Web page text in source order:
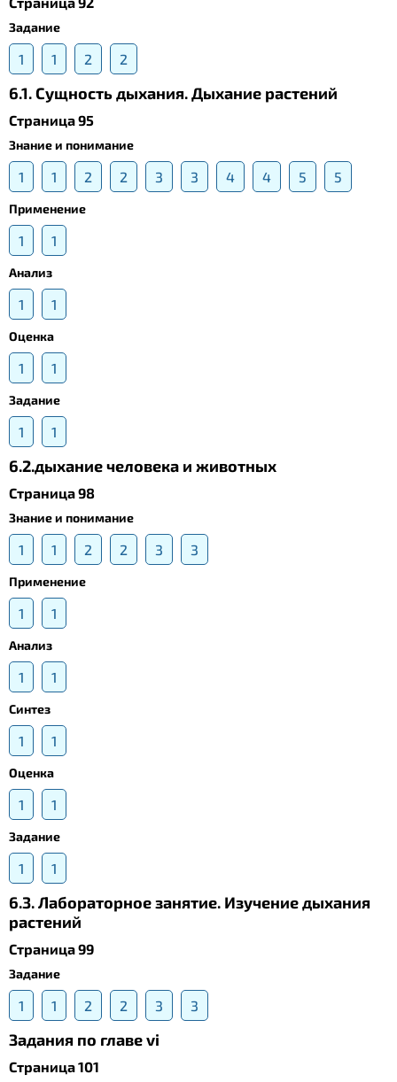
Задание
1 1 2 2
6.1. Сущность дыхания. Дыхание растений
Страница 95
Знание и понимание
1 1 2 2 3 3 4 4 5 5
Применение
1 1
Анализ
1 1
Оценка
1 1
Задание
1 1
6.2.дыхание человека и животных
Страница 98
Знание и понимание
1 1 2 2 3 3
Применение
1 1
Анализ
1 1
Синтез
1 1
Оценка
1 1
Задание
1 1
6.3. Лабораторное занятие. Изучение дыхания
растений
Страница 99
Задание
1 1 2 2 3 3
Задания по главе vi
Страница 101